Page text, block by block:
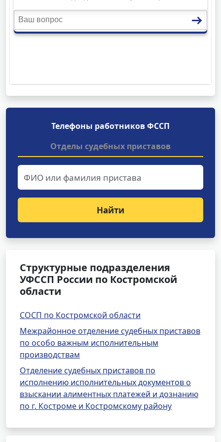
Телефоны работников ФССП
Отделы судебных приставов
Найти
Структурные подразделения
УФССП России по Костромской
области
СОСП по Костромской области
Межрайонное отделение судебных приставов
по особо важным исполнительным
производствам
Отделение судебных приставов по
исполнению исполнительных документов о
взыскании алиментных платежей и дознанию
по г. Костроме и Костромскому району